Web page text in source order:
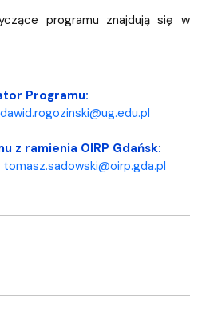
programu znajdują się w
Programu:
dawid.rogozinski@ug.edu.pl
z ramienia OIRP Gdańsk:
tomasz.sadowski@oirp.gda.pl